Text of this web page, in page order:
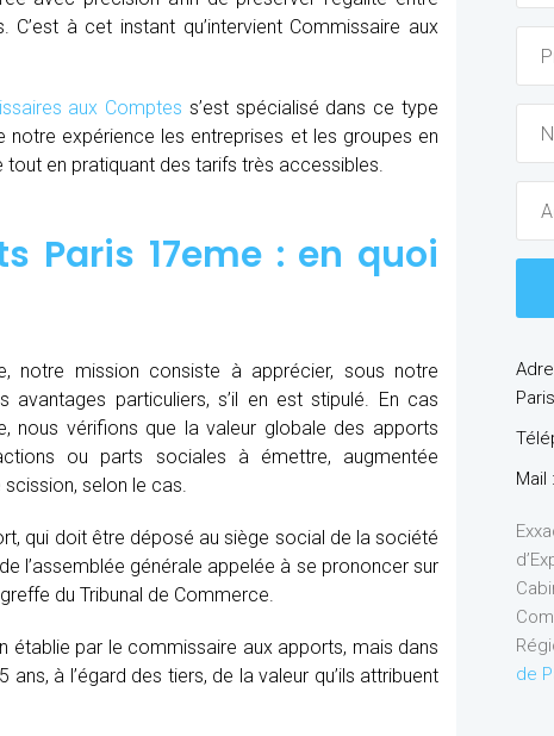
à cet instant qu’intervient Commissaire aux
aux Comptes s’est spécialisé dans ce type
notre expérience les entreprises et les groupes en
en pratiquant des tarifs très accessibles.
Paris 17eme : en quoi
notre mission consiste à apprécier, sous notre
particuliers, s’il en est stipulé. En cas
nous vérifions que la valeur globale des apports
ou parts sociales à émettre, augmentée
selon le cas.
qui doit être déposé au siège social de la société
l’assemblée générale appelée à se prononcer sur
du Tribunal de Commerce.
établie par le commissaire aux apports, mais dans
à l’égard des tiers, de la valeur qu’ils attribuent
Mail :
de